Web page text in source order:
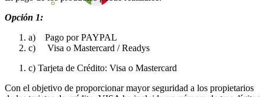
Opción 1:
a) Pago por PAYPAL
c) Visa o Mastercard / Readys
c) Tarjeta de Crédito: Visa o Mastercard
Con el objetivo de proporcionar mayor seguridad a los propietarios